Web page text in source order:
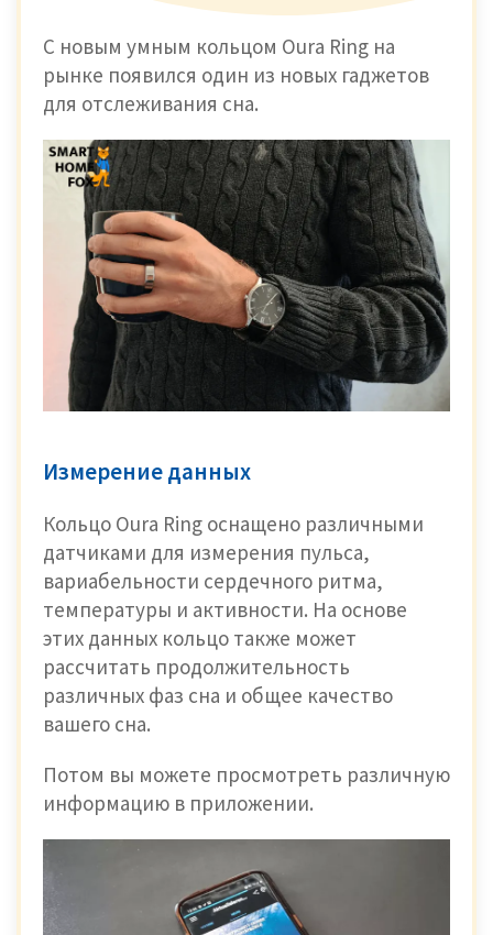
С новым умным кольцом Oura Ring на
рынке появился один из новых гаджетов
для отслеживания сна.
Измерение данных
Кольцо Oura Ring оснащено различными
датчиками для измерения пульса,
вариабельности сердечного ритма,
температуры и активности. На основе
этих данных кольцо также может
рассчитать продолжительность
различных фаз сна и общее качество
вашего сна.
Потом вы можете просмотреть различную
информацию в приложении.